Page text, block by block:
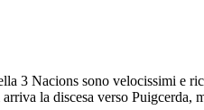
3 Nacions sono velocissimi e
la discesa verso Puigcerda,